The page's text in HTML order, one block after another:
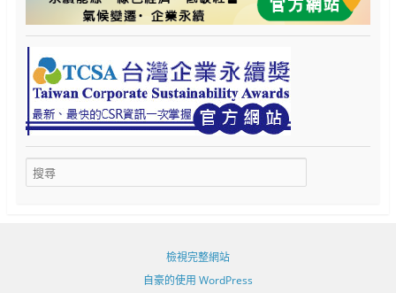
檢視完整網站
自豪的使用 WordPress